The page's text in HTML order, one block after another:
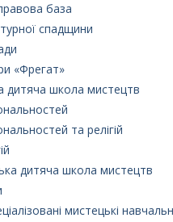
база
спадщини
«Фрегат»
дитяча школа мистецтв
та релігій
дитяча школа мистецтв
мистецькі